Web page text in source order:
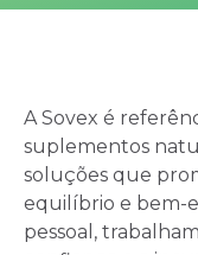
A Sovex é
suplementos
soluções que
equilíbrio e bem-
pessoal,